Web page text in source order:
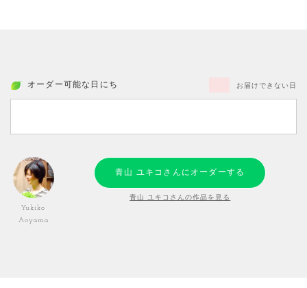
オーダー可能な日にち お届けできない日
Yukiko
Aoyama
青山 ユキコさんにオーダーする
青山 ユキコさんの作品を見る